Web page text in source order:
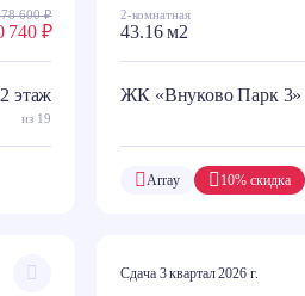
600 ₽
740 ₽
2 этаж
из 19
2-комнатная
43.16 м2
ЖК «Внуково Парк 3»
10% скидка
Array
Сдача 3 квартал 2026 г.